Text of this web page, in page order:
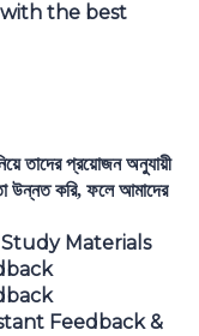
with the best
তাদের প্রয়োজন অনুযায়ী
উন্নত করি, ফলে আমাদের
Materials
Feedback &